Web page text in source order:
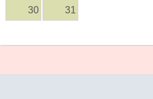
30 31